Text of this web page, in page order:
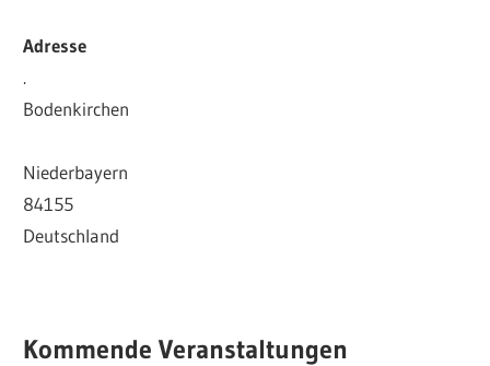
Adresse
.
Bodenkirchen
Niederbayern
84155
Deutschland
Kommende Veranstaltungen